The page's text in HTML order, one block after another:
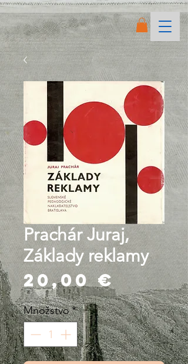
Prachár Juraj,
Základy reklamy
20,00 € Price
Množstvo*